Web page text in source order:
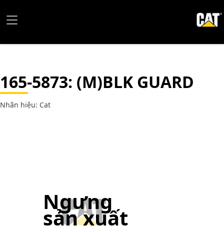
165-5873: (M)BLK GUARD
Nhãn hiệu: Cat
Ngưng
sản xuất